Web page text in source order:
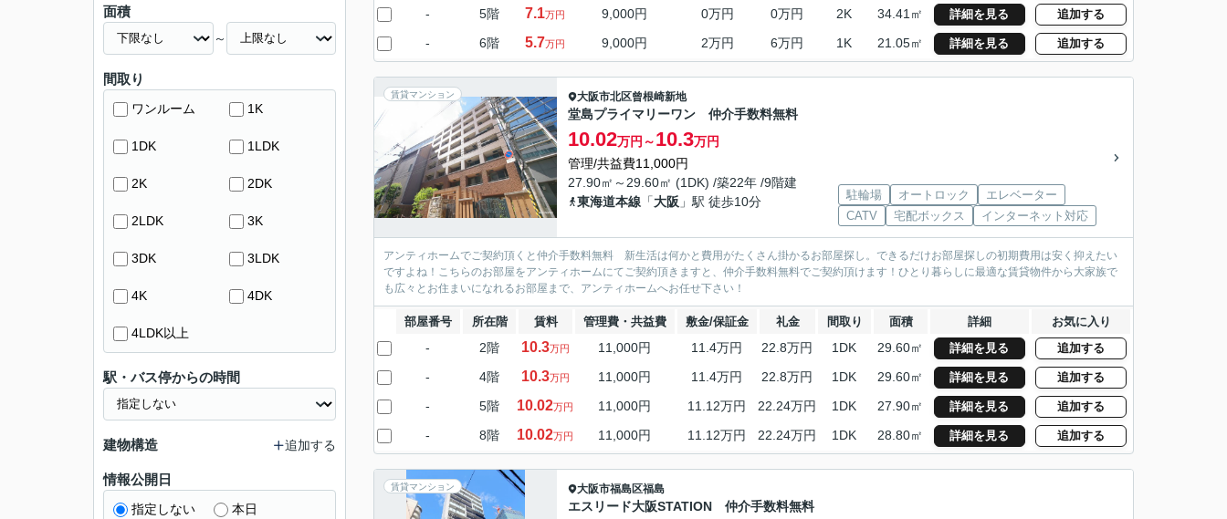
- 5階 7.1万円 9,000円 0万円 0万円 2K 34.41㎡ 詳細を見る 追加する
- 6階 5.7万円 9,000円 2万円 6万円 1K 21.05㎡ 詳細を見る 追加する
賃貸マンション 大阪市北区曾根崎新地
堂島プライマリーワン 仲介手数料無料
10.02万円～10.3万円
管理/共益費11,000円
27.90㎡～29.60㎡ (1DK) /築22年 /9階建
東海道本線 「大阪 」駅 徒歩10分 駐輪場 オートロック
エレベーター
CATV
宅配ボックス インターネット対応
アンティホームでご契約頂くと仲介手数料無料 新生活は何かと費用がたくさん掛かるお部屋探し。できるだけお部屋探しの初期費用は安く抑えたい
ですよね！こちらのお部屋をアンティホームにてご契約頂きますと、仲介手数料無料でご契約頂けます！ひとり暮らしに最適な賃貸物件から大家族で
も広々とお住まいになれるお部屋まで、アンティホームへお任せ下さい！
部屋番号 所在階 賃料 管理費・共益費 敷金/保証金 礼金 間取り 面積 詳細 お気に入り
- 2階 10.3万円 11,000円 11.4万円 22.8万円 1DK 29.60㎡ 詳細を見る 追加する
- 4階 10.3万円 11,000円 11.4万円 22.8万円 1DK 29.60㎡ 詳細を見る 追加する
- 5階 10.02万円 11,000円 11.12万円 22.24万円 1DK 27.90㎡ 詳細を見る 追加する
- 8階 10.02万円 11,000円 11.12万円 22.24万円 1DK 28.80㎡ 詳細を見る 追加する
賃貸マンション 大阪市福島区福島
エスリード大阪STATION 仲介手数料無料
面積
～
間取り
ワンルーム 1K
1DK 1LDK
2K 2DK
2LDK 3K
3DK 3LDK
4K 4DK
4LDK以上
駅・バス停からの時間
建物構造 追加する
情報公開日
指定しない 本日